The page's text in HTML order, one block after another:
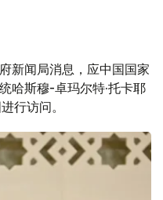
新闻局消息，应中国国家
哈斯穆-卓玛尔特·托卡耶
行访问。